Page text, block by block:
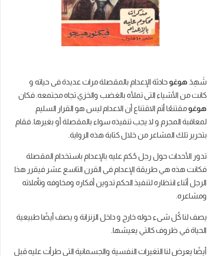
حادثةالإعدامبالمقصلة مراتعديدةفىحياتهو
التىتملأه بالغضبوالخزيتجاهمجتمعه.فكان
الاقتناعأنالاعدامليسهوالقرارالسليم
لايجبتنفيذهسواءبالمقصلةأوبغيرها.فقام
من خلالكتابةهذهالرواية.
حولرجلحُكمعليه بالإعدامباستخدامالمقصلة
طريقة الإعدامفىالقرن التاسع عشرفيقررهذا
لتنفيذالحكمتدوينأفكارهومخاوفهوتأملاته
حوله خارج وداخل الزنزانة ويصفأيضًا طبيعية
كالتييعيشها.
التغيرات النفسية والجسمانية التى طرأت عليه قبل